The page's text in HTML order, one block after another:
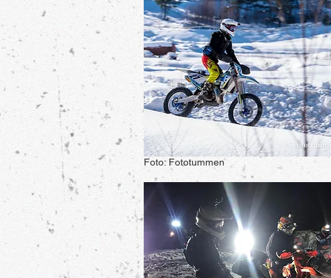
Foto: Fototummen